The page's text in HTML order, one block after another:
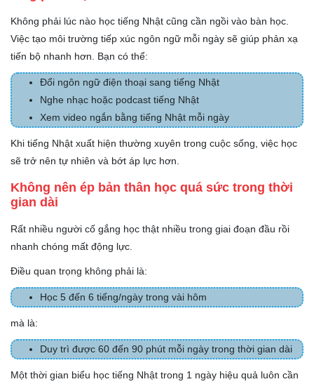
Không phải lúc nào học tiếng Nhật cũng cần ngồi vào bàn học.
Việc tạo môi trường tiếp xúc ngôn ngữ mỗi ngày sẽ giúp phản xạ
tiến bộ nhanh hơn. Bạn có thể:
Đổi ngôn ngữ điện thoại sang tiếng Nhật
Nghe nhạc hoặc podcast tiếng Nhật
Xem video ngắn bằng tiếng Nhật mỗi ngày
Khi tiếng Nhật xuất hiện thường xuyên trong cuộc sống, việc học
sẽ trở nên tự nhiên và bớt áp lực hơn.
Không nên ép bản thân học quá sức trong thời
gian dài
Rất nhiều người cố gắng học thật nhiều trong giai đoạn đầu rồi
nhanh chóng mất động lực.
Điều quan trọng không phải là:
Học 5 đến 6 tiếng/ngày trong vài hôm
mà là:
Duy trì được 60 đến 90 phút mỗi ngày trong thời gian dài
Một thời gian biểu học tiếng Nhật trong 1 ngày hiệu quả luôn cần